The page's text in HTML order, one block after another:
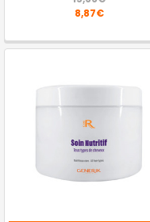
8,87€